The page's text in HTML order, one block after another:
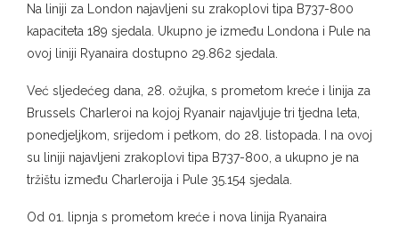
Na liniji za London najavljeni su zrakoplovi tipa B737-800
kapaciteta 189 sjedala. Ukupno je između Londona i Pule na
ovoj liniji Ryanaira dostupno 29.862 sjedala.
Već sljedećeg dana, 28. ožujka, s prometom kreće i linija za
Brussels Charleroi na kojoj Ryanair najavljuje tri tjedna leta,
ponedjeljkom, srijedom i petkom, do 28. listopada. I na ovoj
su liniji najavljeni zrakoplovi tipa B737-800, a ukupno je na
tržištu između Charleroija i Pule 35.154 sjedala.
Od 01. lipnja s prometom kreće i nova linija Ryanaira